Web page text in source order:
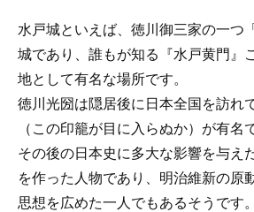
水戸城といえば、徳川御三家の一つ
城であり、誰もが知る『水戸黄門』
地として有名な場所です。
徳川光圀は隠居後に日本全国を訪れ
（この印籠が目に入らぬか）が有名
その後の日本史に多大な影響を与え
を作った人物であり、明治維新の原
思想を広めた一人でもあるそうです。